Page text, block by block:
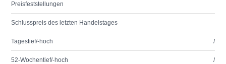
Preisfeststellungen
Schlusspreis des letzten Handelstages
Tagestief/-hoch /
52-Wochentief/-hoch /